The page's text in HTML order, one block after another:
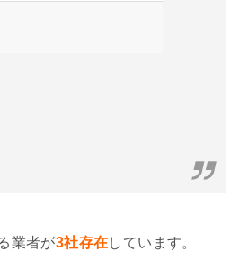
業者が3社存在しています。